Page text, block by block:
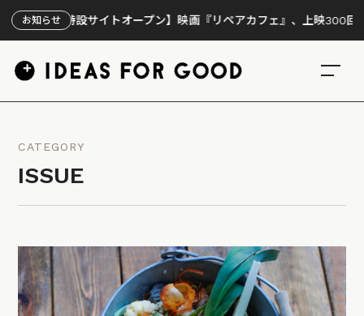
お知らせ
【特設サイトオープン】映画『リペアカフェ』、上映300回の先で見
CATEGORY
ISSUE